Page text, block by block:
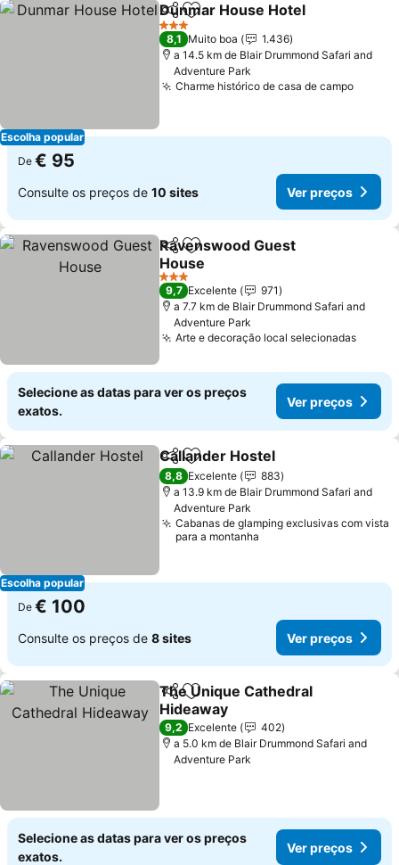
Escolha popular
PartilharAdicionar aos favoritos
Dunmar House Hotel
3 Estrelas
8,1 Muito boa
1.436
a 14.5 km de Blair Drummond Safari and
Adventure Park
Charme histórico de casa de campo
De € 95
Consulte os preços de 10 sites Ver preços
PartilharAdicionar aos favoritos
Ravenswood Guest
House
3 Estrelas
9,7 Excelente
971
a 7.7 km de Blair Drummond Safari and
Adventure Park
Arte e decoração local selecionadas
Selecione as datas para ver os preços
exatos.
Ver preços
Escolha popular
PartilharAdicionar aos favoritos
Callander Hostel
8,8 Excelente
883
a 13.9 km de Blair Drummond Safari and
Adventure Park
Cabanas de glamping exclusivas com vista
para a montanha
De € 100
Consulte os preços de 8 sites Ver preços
PartilharAdicionar aos favoritos
The Unique Cathedral
Hideaway
9,2 Excelente
402
a 5.0 km de Blair Drummond Safari and
Adventure Park
Selecione as datas para ver os preços
exatos.
Ver preços